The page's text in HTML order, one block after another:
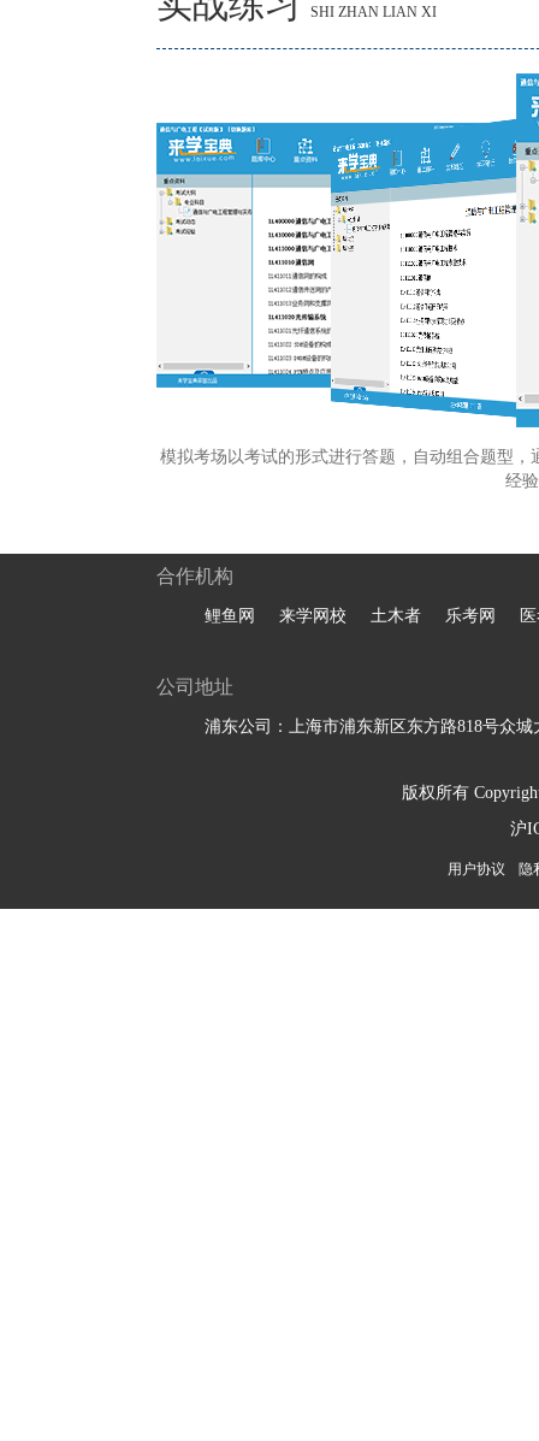
SHI ZHAN LIAN XI
模拟考场以考试的形式进行答题，自动组合题型
经
合作机构
鲤鱼网 来学网校 土木者 乐考网
公司地址
浦东公司：上海市浦东新区东方路818号众城
版权所有
沪
用户协议 隐